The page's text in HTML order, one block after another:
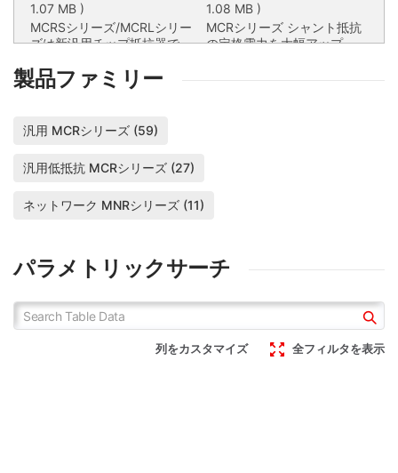
1.07 MB )
MCRSシリーズ/MCRLシリー
ズは新汎用チップ抵抗器で
能力を拡充し、20年以上に
およぶ供給期間の設定により
長期安定供給を実現します。
MCRSシリーズ/MCRLシリー
ズは新汎用チップ抵抗器で
能力を拡充し、20年以上に
車載を含めあらゆる分野への
1.08 MB )
MCRシリーズ シャント抵抗
の定格電力を大幅アップ
製品ファミリー
汎用 MCRシリーズ (59)
汎用低抵抗 MCRシリーズ (27)
ネットワーク MNRシリーズ (11)
パラメトリックサーチ
列をカスタマイズ 全フィルタを表示